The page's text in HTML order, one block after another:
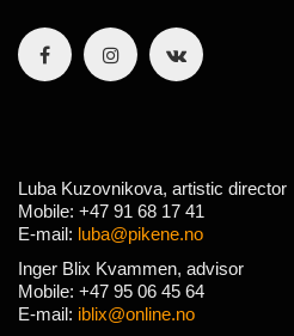
Luba Kuzovnikova, artistic director
Mobile: +47 91 68 17 41
E-mail: luba@pikene.no
Inger Blix Kvammen, advisor
Mobile: +47 95 06 45 64
E-mail: iblix@online.no